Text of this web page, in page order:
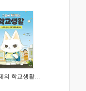
고양이 제제의 학교생활 1 : 초등학생이 이렇게 힘들 줄이야